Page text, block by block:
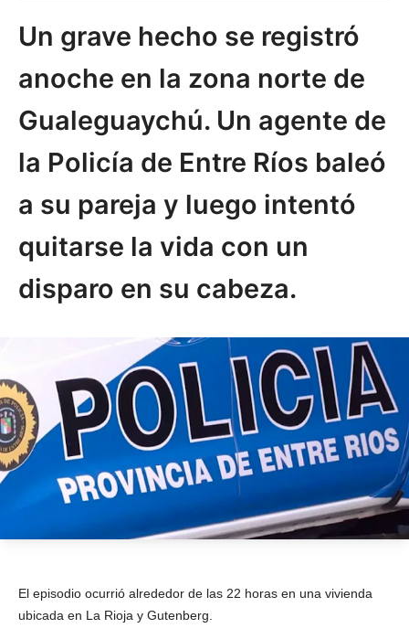
Un grave hecho se registró
anoche en la zona norte de
Gualeguaychú. Un agente de
la Policía de Entre Ríos baleó
a su pareja y luego intentó
quitarse la vida con un
disparo en su cabeza.
El episodio ocurrió alrededor de las 22 horas en una vivienda
ubicada en La Rioja y Gutenberg.